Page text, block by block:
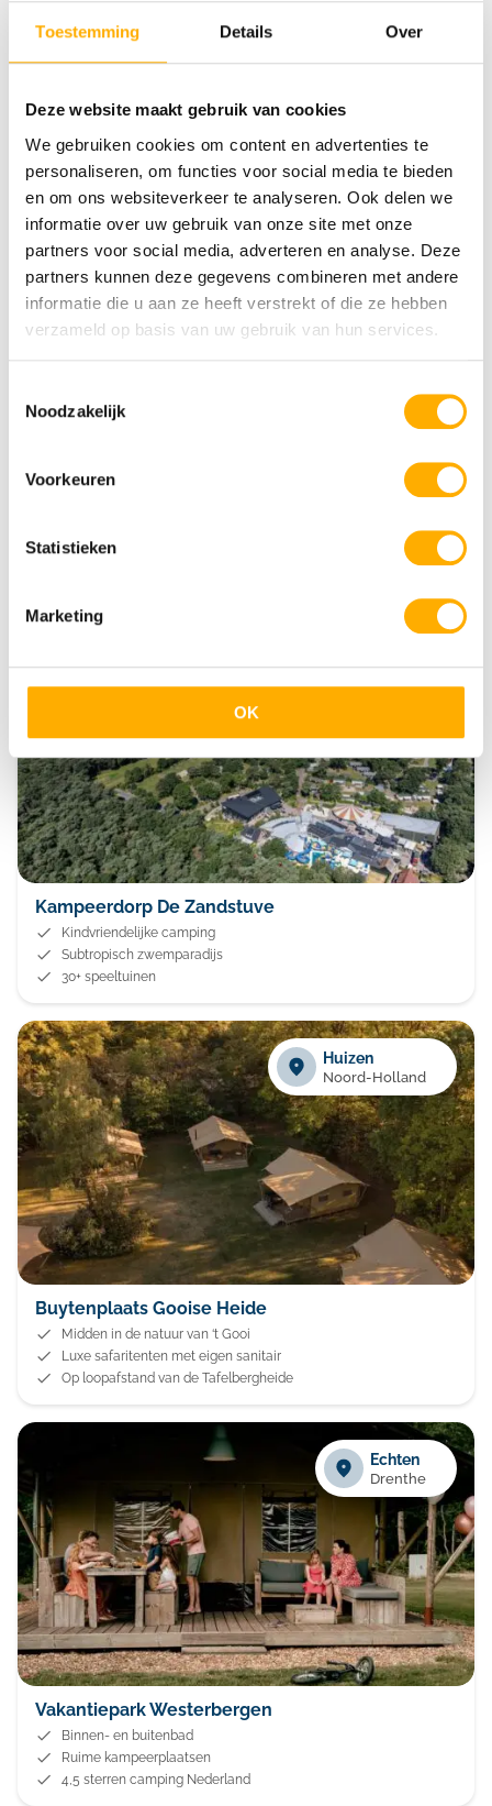
Toestemming Details Over
Deze website maakt gebruik van cookies
We gebruiken cookies om content en advertenties te
personaliseren, om functies voor social media te bieden
en om ons websiteverkeer te analyseren. Ook delen we
informatie over uw gebruik van onze site met onze
partners voor social media, adverteren en analyse. Deze
partners kunnen deze gegevens combineren met andere
informatie die u aan ze heeft verstrekt of die ze hebben
verzameld op basis van uw gebruik van hun services.
Noodzakelijk
Voorkeuren
Statistieken
Marketing
OK
Gustocamp
Bekijk ook eens
Krk
Krk
Direct aan zee
Kampeerdorp De Zandstuve
Kindvriendelijke camping
Subtropisch zwemparadijs
30+ speeltuinen
Huizen
Noord-Holland
Buytenplaats Gooise Heide
Midden in de natuur van ‘t Gooi
Luxe safaritenten met eigen sanitair
Op loopafstand van de Tafelbergheide
Echten
Drenthe
Vakantiepark Westerbergen
Binnen- en buitenbad
Ruime kampeerplaatsen
4,5 sterren camping Nederland